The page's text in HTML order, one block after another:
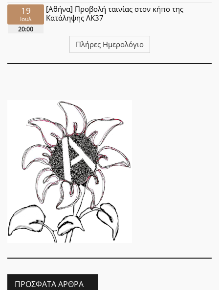
19
Ιουλ
20:00
[Αθήνα] Προβολή ταινίας στον κήπο της
Κατάληψης ΛΚ37
Πλήρες Ημερολόγιο
ΠΡΌΣΦΑΤΑ ΆΡΘΡΑ